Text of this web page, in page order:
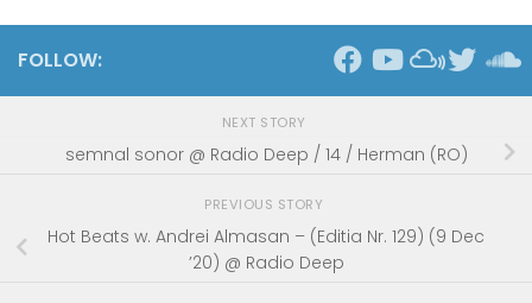
FOLLOW:
NEXT STORY
semnal sonor @ Radio Deep / 14 / Herman (RO)
PREVIOUS STORY
Hot Beats w. Andrei Almasan – (Editia Nr. 129) (9 Dec
’20) @ Radio Deep